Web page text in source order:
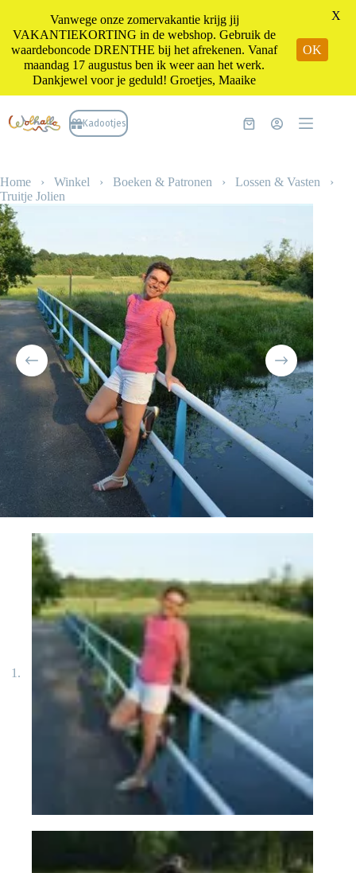
naar
de
Kadootjes Winkelwagen
Home › Winkel › Boeken & Patronen › Lossen & Vasten ›
Truitje Jolien
Vanwege onze zomervakantie krijg jij
VAKANTIEKORTING in de webshop. Gebruik de
waardeboncode DRENTHE bij het afrekenen. Vanaf
maandag 17 augustus ben ik weer aan het werk.
Dankjewel voor je geduld! Groetjes, Maaike
OK
X